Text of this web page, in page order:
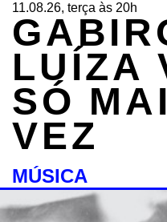
11.08.26, terça às 20h
LUÍZA
SÓ
VEZ
MÚSICA